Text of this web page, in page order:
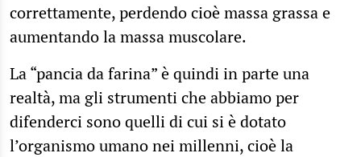
correttamente, perdendo cioè massa grassa e
aumentando la massa muscolare.
La “pancia da farina” è quindi in parte una
realtà, ma gli strumenti che abbiamo per
difenderci sono quelli di cui si è dotato
l’organismo umano nei millenni, cioè la